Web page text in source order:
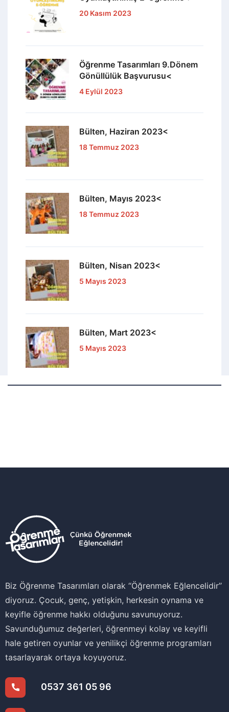
20 Kasım 2023
Öğrenme Tasarımları 9.Dönem
Gönüllülük Başvurusu<
4 Eylül 2023
Bülten, Haziran 2023<
18 Temmuz 2023
Bülten, Mayıs 2023<
18 Temmuz 2023
Bülten, Nisan 2023<
5 Mayıs 2023
Bülten, Mart 2023<
5 Mayıs 2023
Biz Öğrenme Tasarımları olarak ‘‘Öğrenmek Eğlencelidir’’
diyoruz. Çocuk, genç, yetişkin, herkesin oynama ve
keyifle öğrenme hakkı olduğunu savunuyoruz.
Savunduğumuz değerleri, öğrenmeyi kolay ve keyifli
hale getiren oyunlar ve yenilikçi öğrenme programları
tasarlayarak ortaya koyuyoruz.
0537 361 05 96